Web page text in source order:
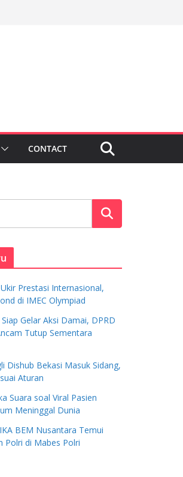
CONTACT
Prestasi Internasional,
di IMEC Olympiad
Gelar Aksi Damai, DPRD
Tutup Sementara
Dishub Bekasi Masuk Sidang,
Aturan
Suara soal Viral Pasien
Meninggal Dunia
BEM Nusantara Temui
Polri di Mabes Polri